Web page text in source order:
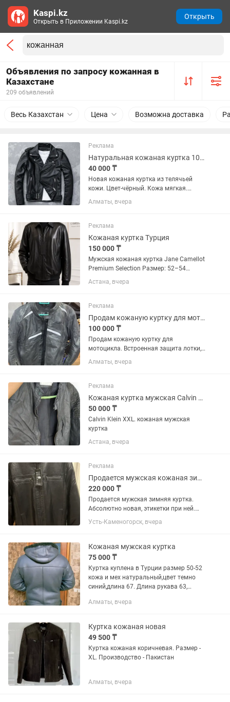
Объявления по запросу кожанная в
Казахстане
209 объявлений
Весь Казахстан Цена Возможна доставка
Реклама
Натуральная кожаная куртка 100%.
40 000 ₸
Новая кожаная куртка из телячьей
кожи. Цвет-чёрный. Кожа мягкая.
Выглядит очень стильно. Размер 50-
52.Осень-весна. Высококачественные
Торга нет!
Алматы, вчера
Реклама
Кожаная куртка Турция
150 000 ₸
Мужская кожаная куртка Jane Camellot
Premium Selection Размер: 52–54
Материал: 100% натуральная кожа
Производство: Турция Состояние:
Элегантная мужская куртка...
Астана, вчера
Реклама
Продам кожаную куртку для мотоцикла
100 000 ₸
Продам кожаную куртку для
мотоцикла. Встроенная защита лотки,
плечи, спина. Размер S. Состояние
нормальное.
Алматы, вчера
Реклама
Кожаная куртка мужская Calvin Klein
50 000 ₸
Calvin Klein XXL. кожаная мужская
куртка
Астана, вчера
Реклама
Продается мужская кожаная зимняя куртка
220 000 ₸
Продается мужская зимняя куртка.
Абсолютно новая, этикетки при ней.
Теплая, мех стриженный внутри.
Усть-Каменогорск, вчера
Кожаная мужская куртка
75 000 ₸
Куртка куплена в Турции размер 50-52
кожа и мех натуральный,цвет темно
синий,длина 67. Длина рукава 63,
присутствует
Алматы, вчера
Куртка кожаная новая
49 500 ₸
Куртка кожаная коричневая. Размер -
XL. Производство - Пакистан
Алматы, вчера
Kaspi.kz
Открыть в Приложении Kaspi.kz
Открыть